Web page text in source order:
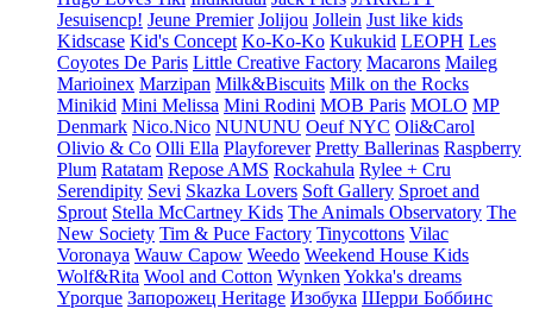
Jesuisencp! Jeune Premier Jolijou Jollein Just like kids
Kidscase Kid's Concept Ko-Ko-Ko Kukukid LEOPH Les
Coyotes De Paris Little Creative Factory Macarons Maileg
Marioinex Marzipan Milk&Biscuits Milk on the Rocks
Minikid Mini Melissa Mini Rodini MOB Paris MOLO MP
Denmark Nico.Nico NUNUNU Oeuf NYC Oli&Carol
Olivio & Co Olli Ella Playforever Pretty Ballerinas Raspberry
Plum Ratatam Repose AMS Rockahula Rylee + Cru
Serendipity Sevi Skazka Lovers Soft Gallery Sproet and
Sprout Stella McCartney Kids The Animals Observatory The
New Society Tim & Puce Factory Tinycottons Vilac
Voronaya Wauw Capow Weedo Weekend House Kids
Wolf&Rita Wool and Cotton Wynken Yokka's dreams
Yporque Запорожец Heritage Изобука Шерри Боббинс